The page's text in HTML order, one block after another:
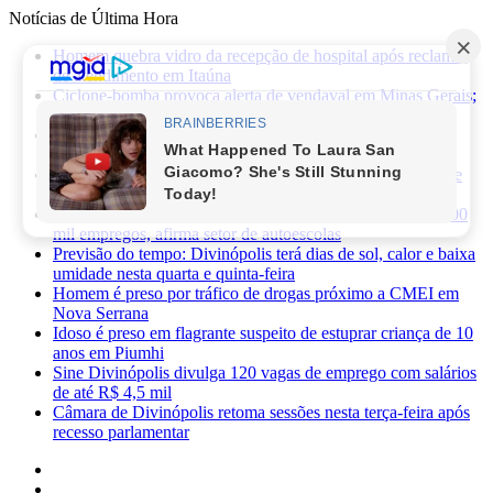
Notícias de Última Hora
Homem quebra vidro da recepção de hospital após reclamar
de atendimento em Itaúna
Ciclone-bomba provoca alerta de vendaval em Minas Gerais;
veja os impactos previstos para Divinópolis
Homem morre após sofrer choque elétrico e cair de oito
metros durante manutenção em academia
PRF apreende 75 mil maços de cigarros contrabandeados e
prende motorista na BR-262
Novas regras da CNH já provocaram perda de cerca de 100
mil empregos, afirma setor de autoescolas
Previsão do tempo: Divinópolis terá dias de sol, calor e baixa
umidade nesta quarta e quinta-feira
Homem é preso por tráfico de drogas próximo a CMEI em
Nova Serrana
Idoso é preso em flagrante suspeito de estuprar criança de 10
anos em Piumhi
Sine Divinópolis divulga 120 vagas de emprego com salários
de até R$ 4,5 mil
Câmara de Divinópolis retoma sessões nesta terça-feira após
recesso parlamentar